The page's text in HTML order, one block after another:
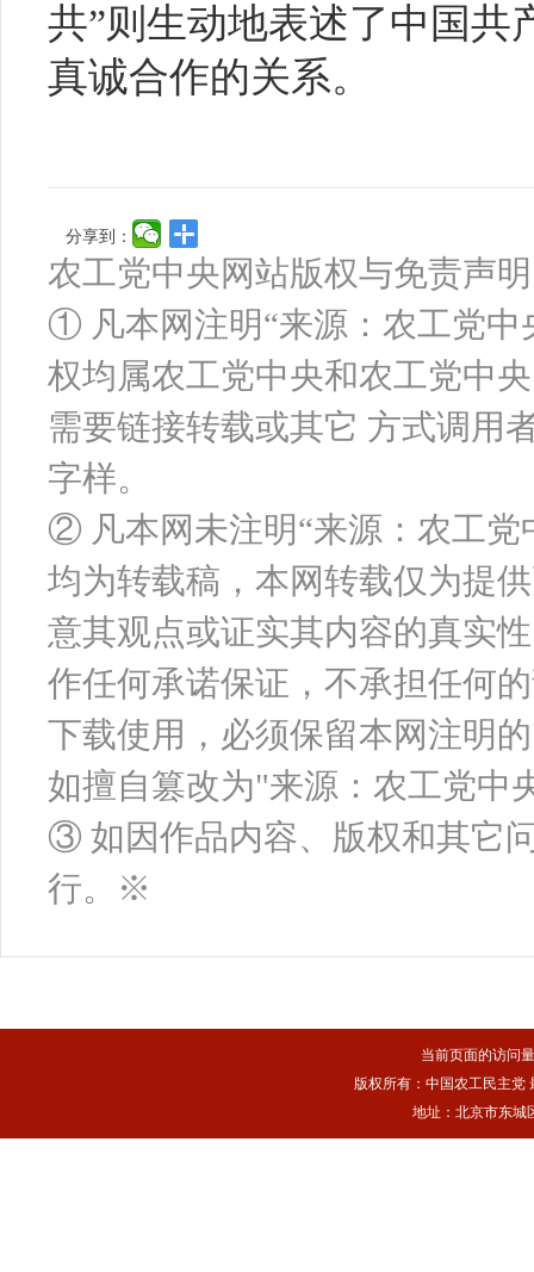
共”则生动地表述了中国共
真诚合作的关系。
分享到：
农工党中央网站版权与免责声
① 凡本网注明“来源：农工党中
权均属农工党中央和农工党中
需要链接转载或其它 方式调用
字样。
② 凡本网未注明“来源：农工党
均为转载稿，本网转载仅为提
意其观点或证实其内容的真实
作任何承诺保证，不承担任何
下载使用，必须保留本网注明
如擅自篡改为"来源：农工党中
③ 如因作品内容、版权和其它
行。※
当前页面的访问
版权所有：中国农工民主党
地址：北京市东城